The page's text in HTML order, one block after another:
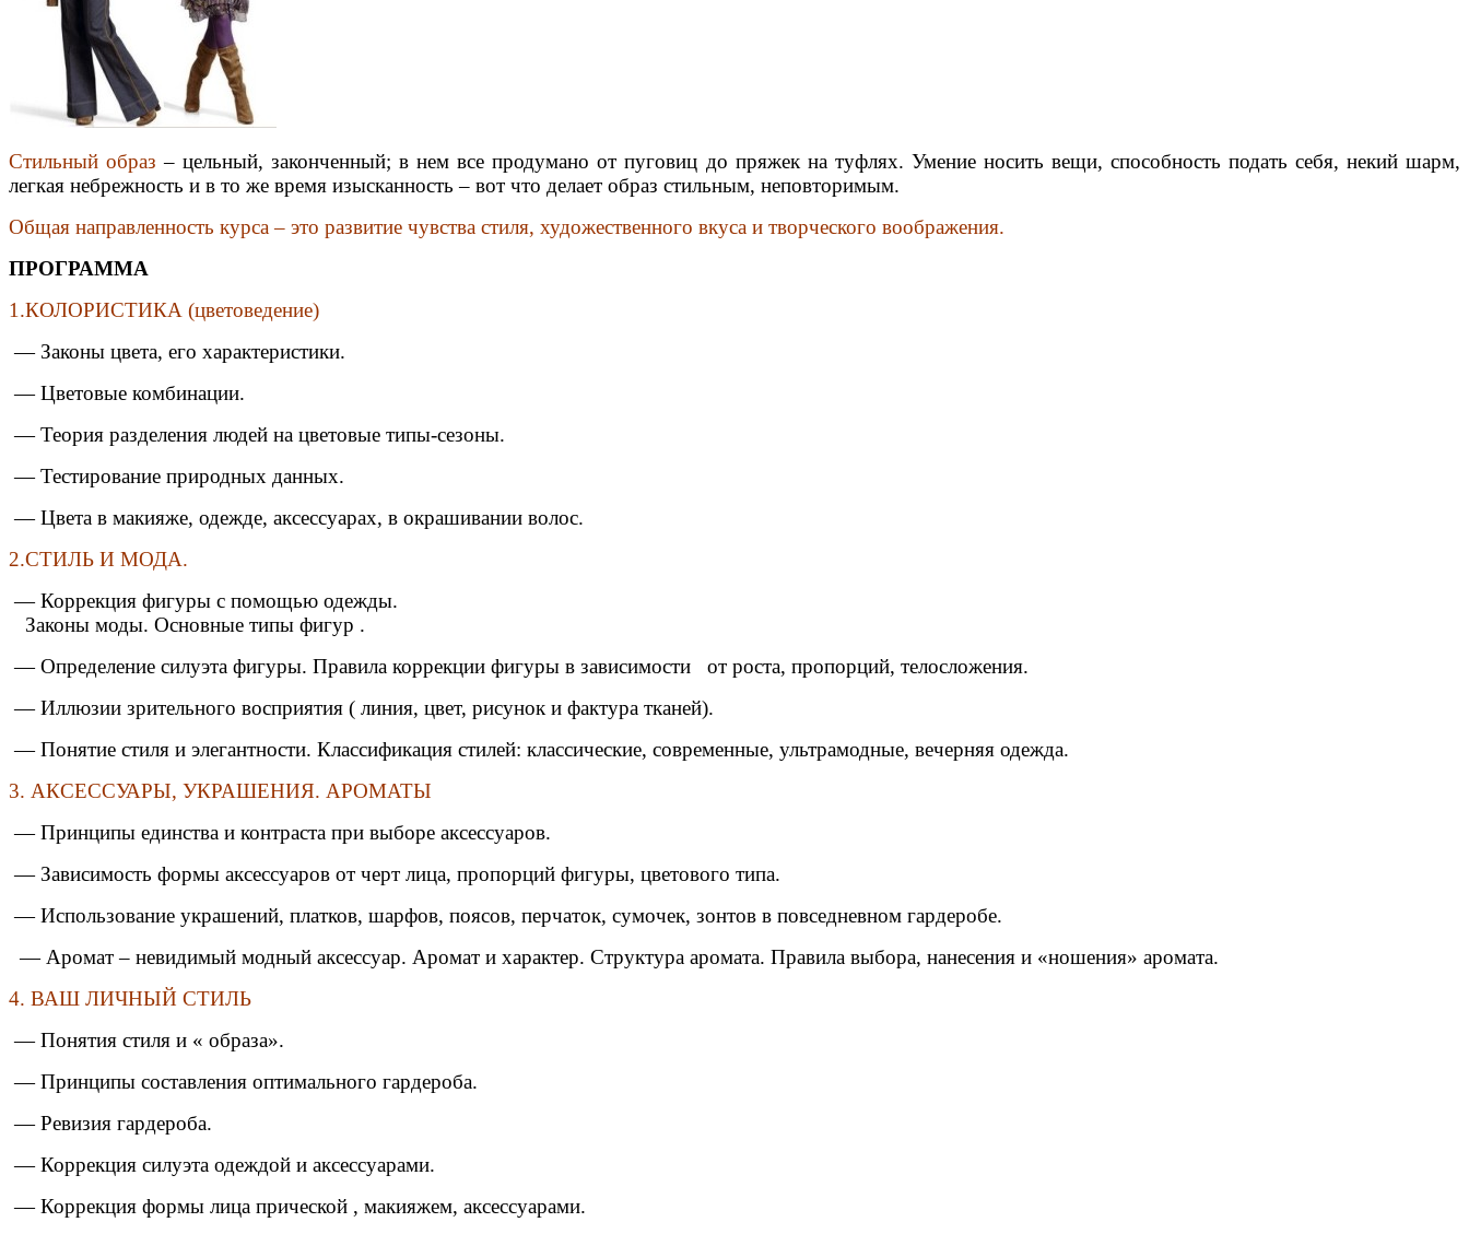
Стильный образ – цельный, законченный; в нем все продумано от пуговиц до пряжек на туфлях. Умение носить вещи, способность подать себя, некий шарм,
легкая небрежность и в то же время изысканность – вот что делает образ стильным, неповторимым.
Общая направленность курса – это развитие чувства стиля, художественного вкуса и творческого воображения.
ПРОГРАММА
1.КОЛОРИСТИКА (цветоведение)
— Законы цвета, его характеристики.
— Цветовые комбинации.
— Теория разделения людей на цветовые типы-сезоны.
— Тестирование природных данных.
— Цвета в макияже, одежде, аксессуарах, в окрашивании волос.
2.СТИЛЬ И МОДА.
— Коррекция фигуры с помощью одежды.
Законы моды. Основные типы фигур .
— Определение силуэта фигуры. Правила коррекции фигуры в зависимости от роста, пропорций, телосложения.
— Иллюзии зрительного восприятия ( линия, цвет, рисунок и фактура тканей).
— Понятие стиля и элегантности. Классификация стилей: классические, современные, ультрамодные, вечерняя одежда.
3. АКСЕССУАРЫ, УКРАШЕНИЯ. АРОМАТЫ
— Принципы единства и контраста при выборе аксессуаров.
— Зависимость формы аксессуаров от черт лица, пропорций фигуры, цветового типа.
— Использование украшений, платков, шарфов, поясов, перчаток, сумочек, зонтов в повседневном гардеробе.
— Аромат – невидимый модный аксессуар. Аромат и характер. Структура аромата. Правила выбора, нанесения и «ношения» аромата.
4. ВАШ ЛИЧНЫЙ СТИЛЬ
— Понятия стиля и « образа».
— Принципы составления оптимального гардероба.
— Ревизия гардероба.
— Коррекция силуэта одеждой и аксессуарами.
— Коррекция формы лица прической , макияжем, аксессуарами.